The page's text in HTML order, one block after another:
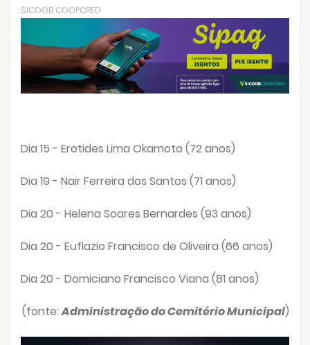
SICOOB COOPCRED
Dia 15 - Erotides Lima Okamoto (72 anos)
Dia 19 - Nair Ferreira dos Santos (71 anos)
Dia 20 - Helena Soares Bernardes (93 anos)
Dia 20 - Euflazio Francisco de Oliveira (66 anos)
Dia 20 - Domiciano Francisco Viana (81 anos)
(fonte:Administração do Cemitério Municipal)